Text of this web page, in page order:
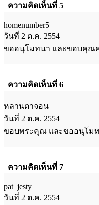
ความคิดเห็นที่ 5
homenumber5
วันที่ 2 ต.ค. 2554
ขออนุโมทนา และขอบคุณ
ความคิดเห็นที่ 6
หลานตาจอน
วันที่ 2 ต.ค. 2554
ขอบพระคุณ และขออนุโม
ความคิดเห็นที่ 7
pat_jesty
วันที่ 2 ต.ค. 2554